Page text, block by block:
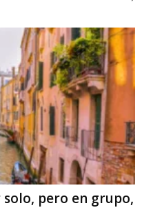
pero en grupo,